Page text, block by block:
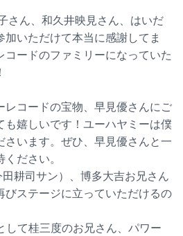
さん、和久井映見さん、はいだ
加いただけて本当に感謝してま
ードのファミリーになっていた
レコードの宝物、早見優さんにご
も嬉しいです！ユーハヤミーは僕
さいます。ぜひ、早見優さんと一
ださい。
耕司サン）、博多大吉お兄さん
びステージに立っていただけるの
て桂三度のお兄さん、パワー